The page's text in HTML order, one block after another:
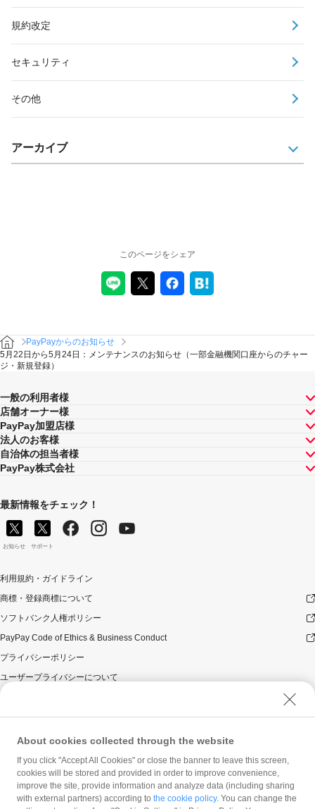
規約改定
セキュリティ
その他
アーカイブ
このページをシェア
PayPayからのお知らせ
5月22日から5月24日：メンテナンスのお知らせ（一部金融機関口座からのチャー
ジ・新規登録）
一般の利用者様
店舗オーナー様
PayPay加盟店様
法人のお客様
自治体の担当者様
PayPay株式会社
最新情報をチェック！
お知らせ サポート
利用規約・ガイドライン
商標・登録商標について
ソフトバンク人権ポリシー
PayPay Code of Ethics & Business Conduct
プライバシーポリシー
ユーザープライバシーについて
ウェブサイト利用規約
反社会的勢力に対する方針
勧誘方針
マネロン等基本方針
カスタマーハラスメントに関する当社の考え方
About cookies collected through the website
If you click "Accept All Cookies" or close the banner to leave this screen,
cookies will be stored and provided in order to improve convenience,
improve the site, provide information and analyze data (including sharing
with external partners) according to the cookie policy. You can change the